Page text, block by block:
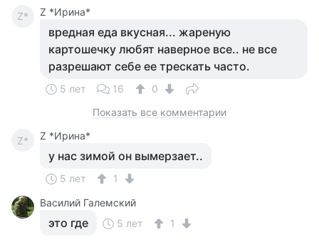
Z* Z *Ирина*
вредная еда вкусная... жареную
картошечку любят наверное все.. не все
разрешают себе ее трескать часто.
5 лет 16
0
Показать все комментарии
Z* Z *Ирина*
у нас зимой он вымерзает..
5 лет
1
Василий Галемский
это где 5 лет 1